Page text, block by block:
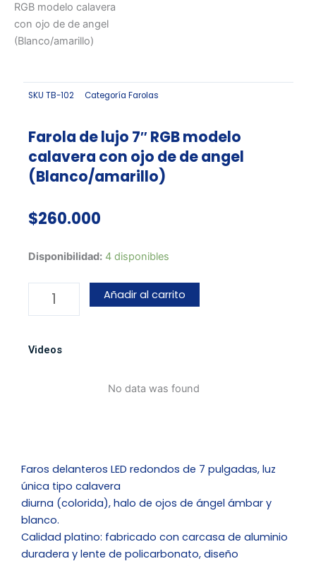
RGB modelo calavera
con ojo de de angel
(Blanco/amarillo)
SKU TB-102 Categoría Farolas
Farola de lujo 7″ RGB modelo
calavera con ojo de de angel
(Blanco/amarillo)
$260.000
Disponibilidad: 4 disponibles
Farola
calavera
cantidad
Añadir al carrito
Videos
No data was found
Faros delanteros LED redondos de 7 pulgadas, luz
única tipo calavera
diurna (colorida), halo de ojos de ángel ámbar y
blanco.
Calidad platino: fabricado con carcasa de aluminio
duradera y lente de policarbonato, diseño